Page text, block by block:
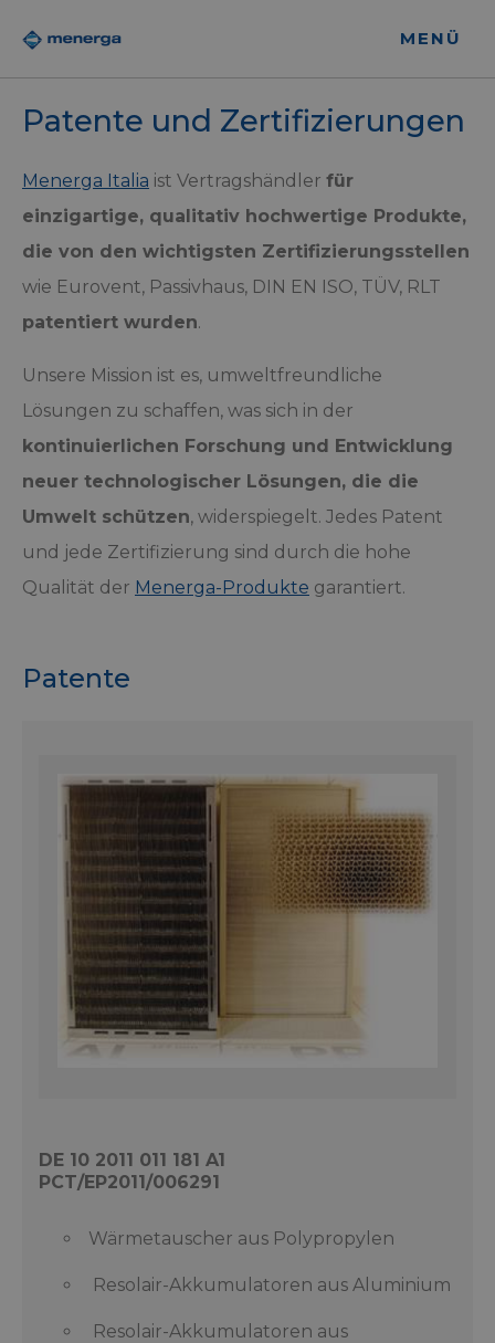
MENÜ
Patente und Zertifizierungen
Menerga Italia ist Vertragshändler für
einzigartige, qualitativ hochwertige Produkte,
die von den wichtigsten Zertifizierungsstellen
wie Eurovent, Passivhaus, DIN EN ISO, TÜV, RLT
patentiert wurden.
Unsere Mission ist es, umweltfreundliche
Lösungen zu schaffen, was sich in der
kontinuierlichen Forschung und Entwicklung
neuer technologischer Lösungen, die die
Umwelt schützen, widerspiegelt. Jedes Patent
und jede Zertifizierung sind durch die hohe
Qualität der Menerga-Produkte garantiert.
Patente
DE 10 2011 011 181 A1
PCT/EP2011/006291
Wärmetauscher aus Polypropylen
Resolair-Akkumulatoren aus Aluminium
Resolair-Akkumulatoren aus